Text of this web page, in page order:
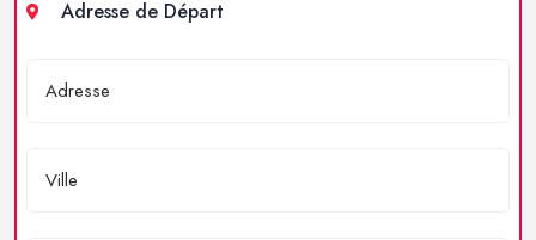
Adresse de Départ